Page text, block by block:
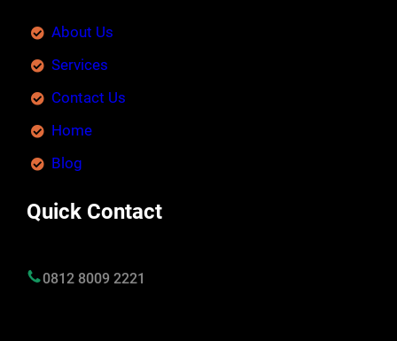
About Us
Services
Contact Us
Home
Blog
Quick Contact
0812 8009 2221